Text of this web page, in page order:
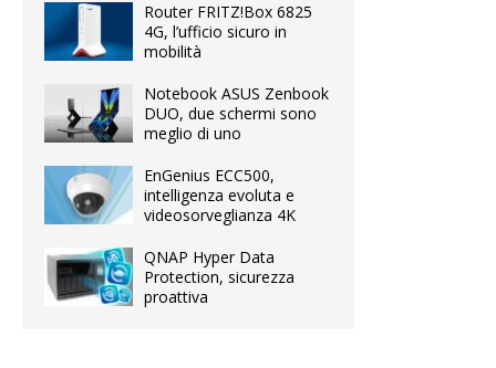
Router FRITZ!Box 6825
4G, l’ufficio sicuro in
mobilità
Notebook ASUS Zenbook
DUO, due schermi sono
meglio di uno
EnGenius ECC500,
intelligenza evoluta e
videosorveglianza 4K
QNAP Hyper Data
Protection, sicurezza
proattiva